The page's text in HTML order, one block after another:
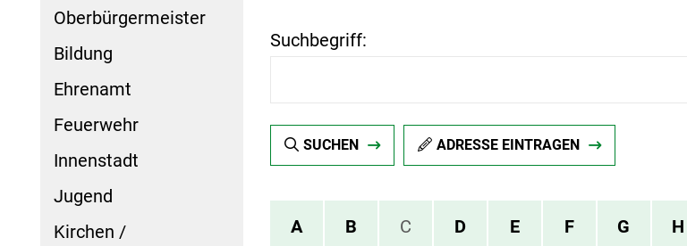
Oberbürgermeister
Bildung
Ehrenamt
Feuerwehr
Innenstadt
Jugend
Kirchen /
Suchbegriff:
SUCHEN ADRESSE EINTRAGEN
A B C D E F G H